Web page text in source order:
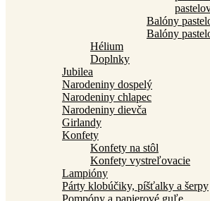
Balóny
Balóny
Hélium
Doplnky
Jubilea
Narodeniny dospelý
Narodeniny chlapec
Narodeniny dievča
Girlandy
Konfety
Konfety na stôl
Konfety vystreľovacie
Lampióny
Párty klobúčiky, píšťalky a šerpy